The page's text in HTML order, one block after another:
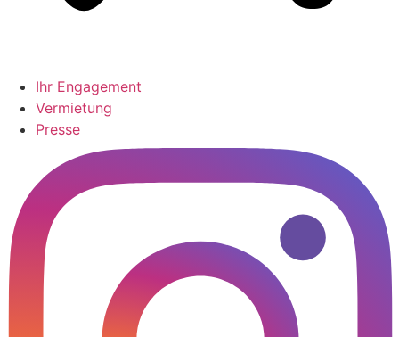
Ihr Engagement
Vermietung
Presse